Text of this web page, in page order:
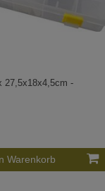
27,5x18x4,5cm -
Warenkorb